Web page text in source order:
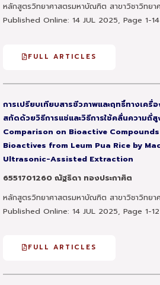
หลักสูตรวิทยาศาสตรมหาบัณฑิต สาขาวิชาวิทย
Published Online: 14 JUL 2025, Page 1-14
FULL ARTICLES
การเปรียบเทียบสารชีวภาพและฤทธิ์ทางเครื่
สกัดด้วยวิธีการแช่และวิธีการใช้คลื่นความถี่สู
Comparison on Bioactive
Bioactives from Leum Pua Rice by
Ultrasonic-Assisted Extraction
6551701260 ณัฐธิดา ทองประกาศิต
หลักสูตรวิทยาศาสตรมหาบัณฑิต สาขาวิชาวิทยา
Published Online: 14 JUL 2025, Page 1-12
FULL ARTICLES